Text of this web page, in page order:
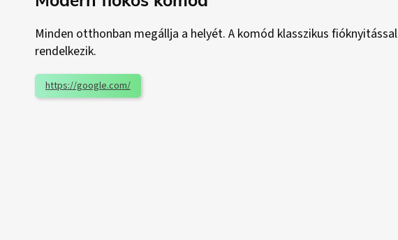
Minden otthonban megállja a helyét. A komód klasszikus fióknyitással
rendelkezik.
https://google.com/